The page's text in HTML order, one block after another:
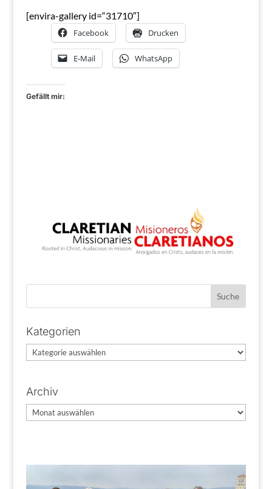
[envira-gallery id=“31710″]
Facebook Drucken
E-Mail WhatsApp
Gefällt mir:
Kategorien
Kategorien
Archiv
Archiv